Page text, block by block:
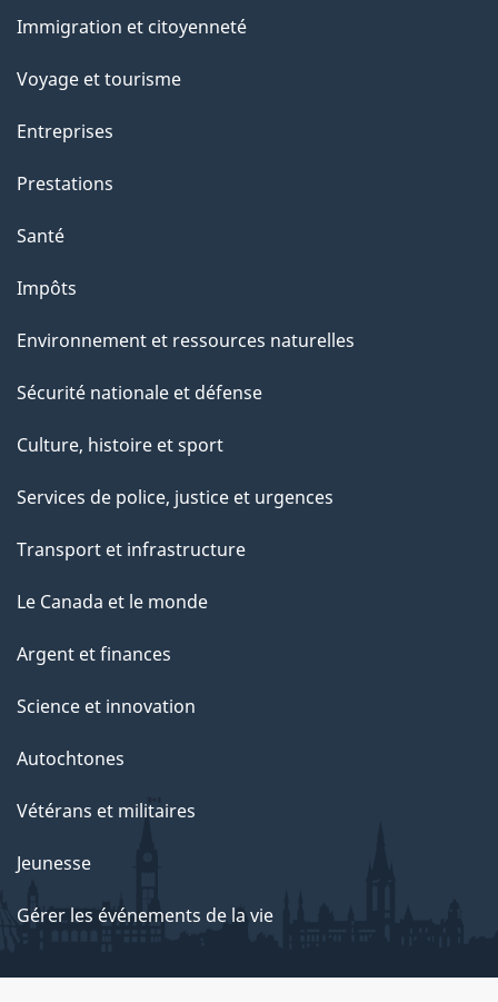
sujets
Immigration et citoyenneté
Voyage et tourisme
Entreprises
Prestations
Santé
Impôts
Environnement et ressources naturelles
Sécurité nationale et défense
Culture, histoire et sport
Services de police, justice et urgences
Transport et infrastructure
Le Canada et le monde
Argent et finances
Science et innovation
Autochtones
Vétérans et militaires
Jeunesse
Gérer les événements de la vie